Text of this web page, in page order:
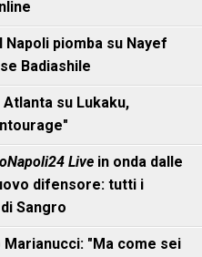
Napoli piomba su Nayef
Badiashile
su Lukaku,
Live in onda dalle
difensore: tutti i
Sangro
"Ma come sei